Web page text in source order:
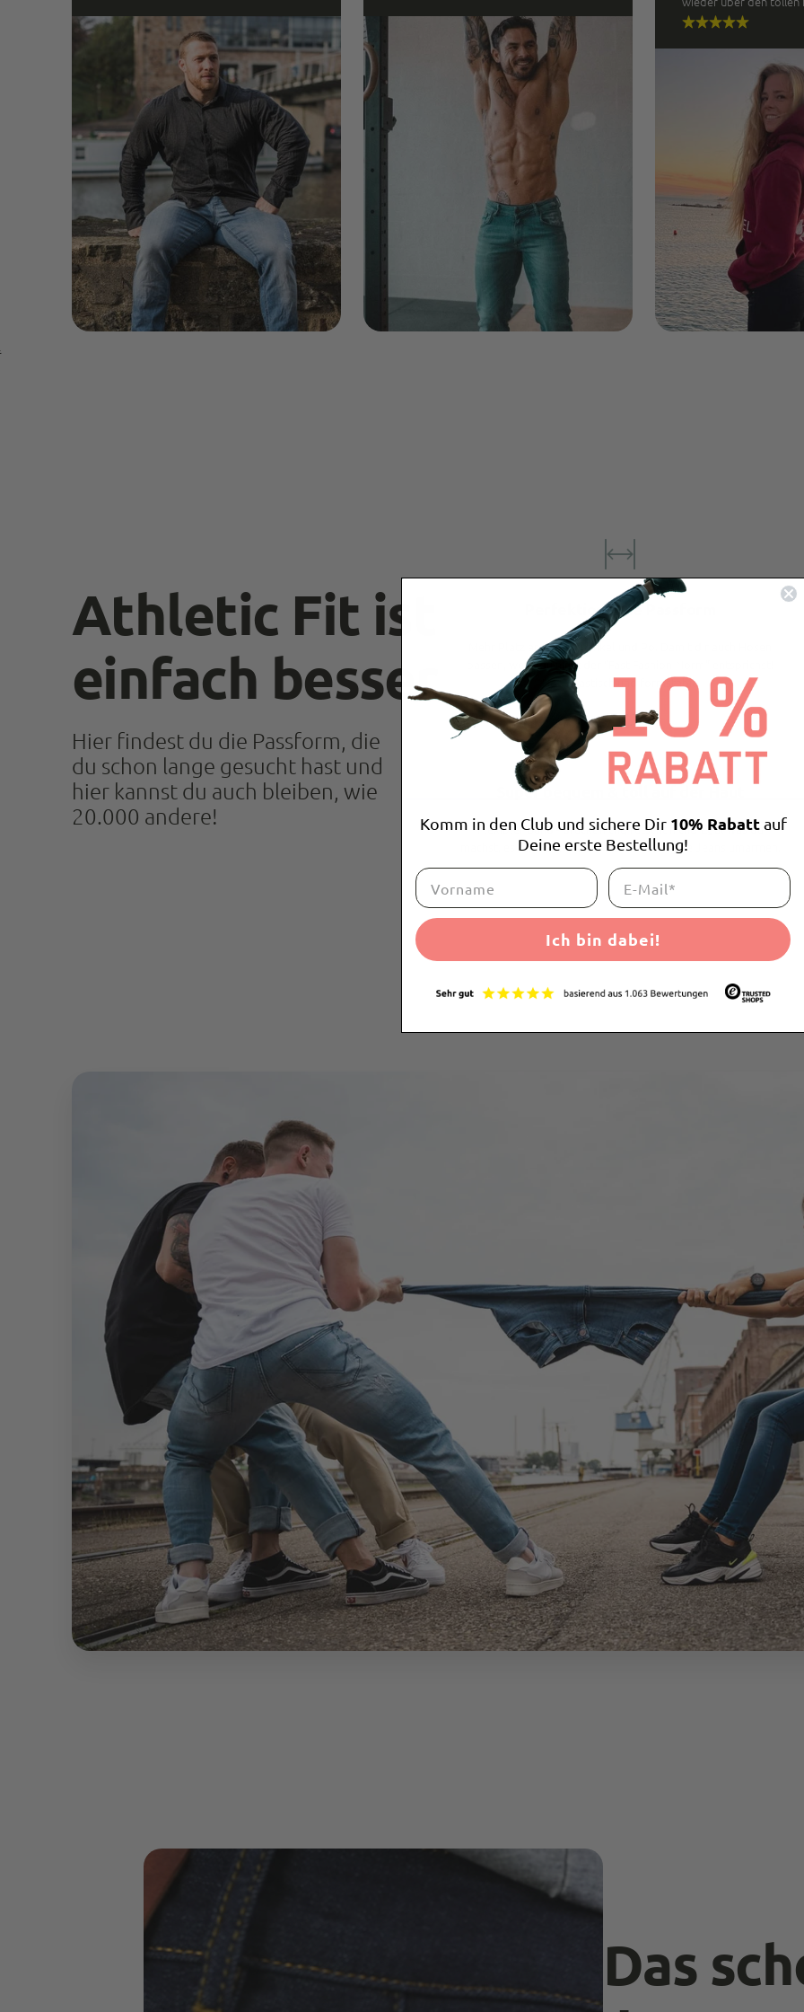
Athletic Fit ist
einfach besser
Hier findest du die Passform, die
du schon lange gesucht hast und
hier kannst du auch bleiben, wie
20.000 andere!
Perfektionierte Passform
Mehr Platz an Oberschenkel und Po. Damit dir auch Hosen
passen, wenn du nicht der “Fast-Fashion-Norm” entsprichst!
Hochelastisch und formstabil.
Super bequem & toll auf der Haut
Flexibler Bund - drückt nicht, rutscht nicht! Egal was du
machst, es fühlt sich an, als würde dich deine Jeans umarmen.
Das
Komm in den Club und sichere Dir 10% Rabatt auf
Deine erste Bestellung!
Ich bin dabei!